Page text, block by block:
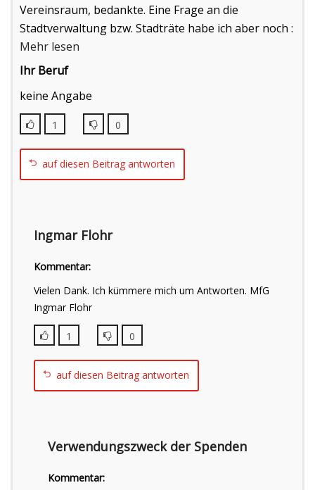
Vereinsraum, bedankte. Eine Frage an die
Stadtverwaltung bzw. Stadträte habe ich aber noch :
Mehr lesen
Ihr Beruf
keine Angabe
1 0
auf diesen Beitrag antworten
Ingmar Flohr
Kommentar:
Vielen Dank. Ich kümmere mich um Antworten. MfG
Ingmar Flohr
1 0
auf diesen Beitrag antworten
Verwendungszweck der Spenden
Kommentar: